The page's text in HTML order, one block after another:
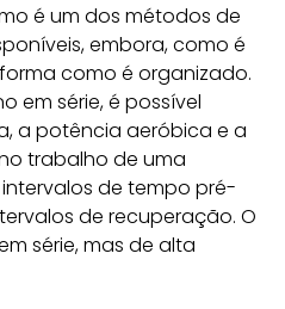
é um dos métodos de
embora, como é
como é organizado.
em série, é possível
a potência aeróbica e a
trabalho de uma
de tempo pré-
de recuperação. O
série, mas de alta